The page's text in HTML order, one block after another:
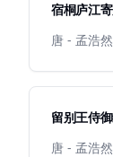
宿桐庐江
唐 - 孟浩然
留别王侍
唐 - 孟浩然